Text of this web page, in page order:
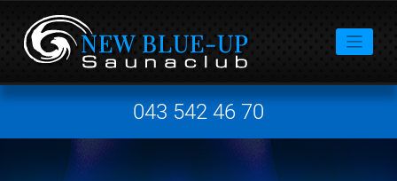
043 542 46 70